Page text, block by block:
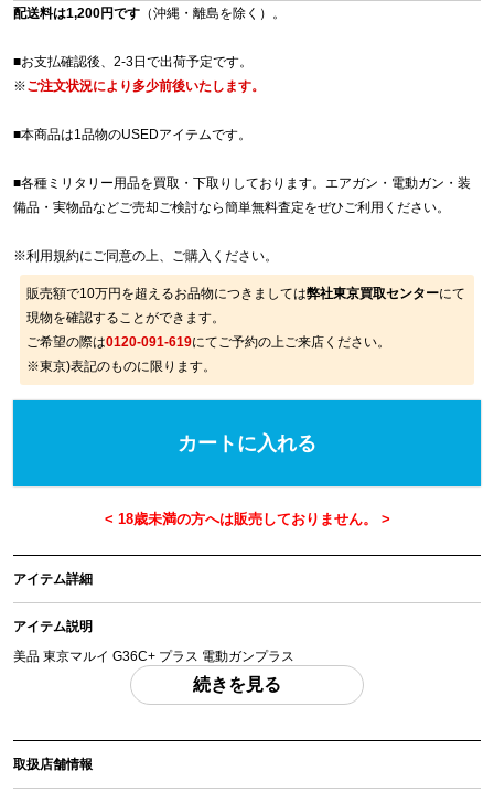
配送料は1,200円です （沖縄・離島を除く）。
■お支払確認後、2-3日で出荷予定です。
※ご注文状況により多少前後いたします。
■本商品は1品物のUSEDアイテムです。
■各種ミリタリー用品を買取・下取りしております。エアガン・電動ガン・装
備品・実物品などご売却ご検討なら簡単無料査定をぜひご利用ください。
※利用規約にご同意の上、ご購入ください。
販売額で10万円を超えるお品物につきましては弊社東京買取センターにて
現物を確認することができます。
ご希望の際は0120-091-619にてご予約の上ご来店ください。
※東京)表記のものに限ります。
カートに入れる
アイテム詳細
アイテム説明
美品 東京マルイ G36C+ プラス 電動ガンプラス
「付属品」・・・ 写真に写っているものが全てです。 （撮影、運搬備品は除
アイテム状態
中古：A（使用感の少ない美品）
続きを見る
取扱店舗情報